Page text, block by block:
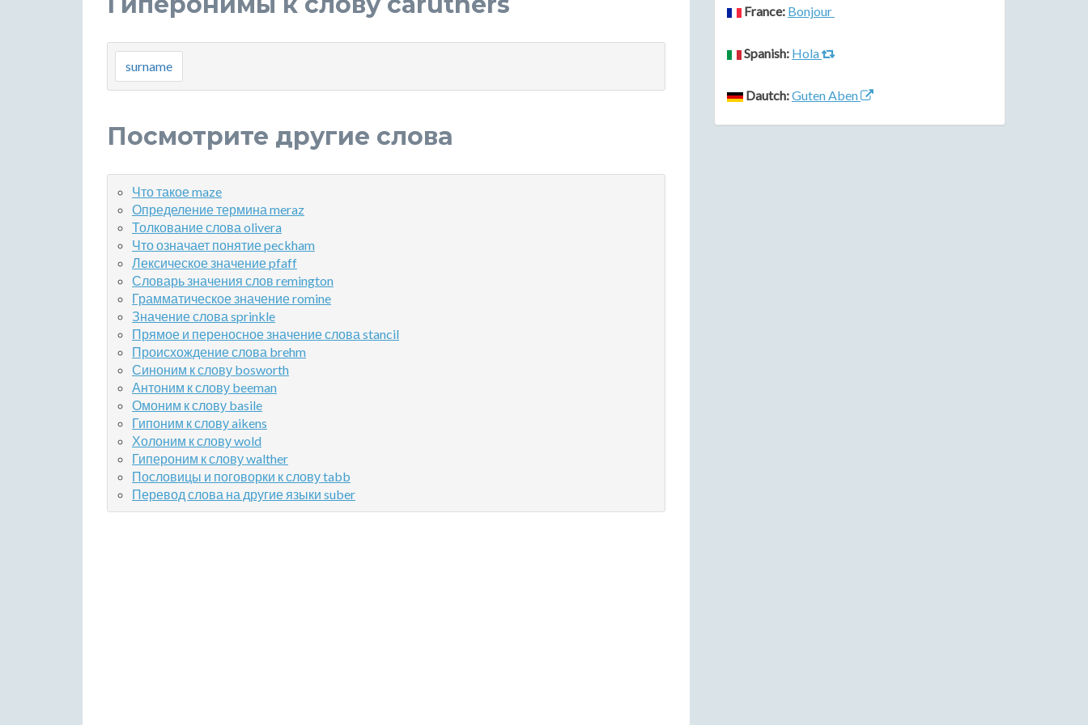
surname
Посмотрите другие слова
Что такое maze
Определение термина meraz
Толкование слова olivera
Что означает понятие peckham
Лексическое значение pfaff
Словарь значения слов remington
Грамматическое значение romine
Значение слова sprinkle
Прямое и переносное значение слова stancil
Происхождение слова brehm
Синоним к слову bosworth
Антоним к слову beeman
Омоним к слову basile
Гипоним к слову aikens
Холоним к слову wold
Гипероним к слову walther
Пословицы и поговорки к слову tabb
Перевод слова на другие языки suber
France: Bonjour
Spanish: Hola
Dautch:Guten Aben